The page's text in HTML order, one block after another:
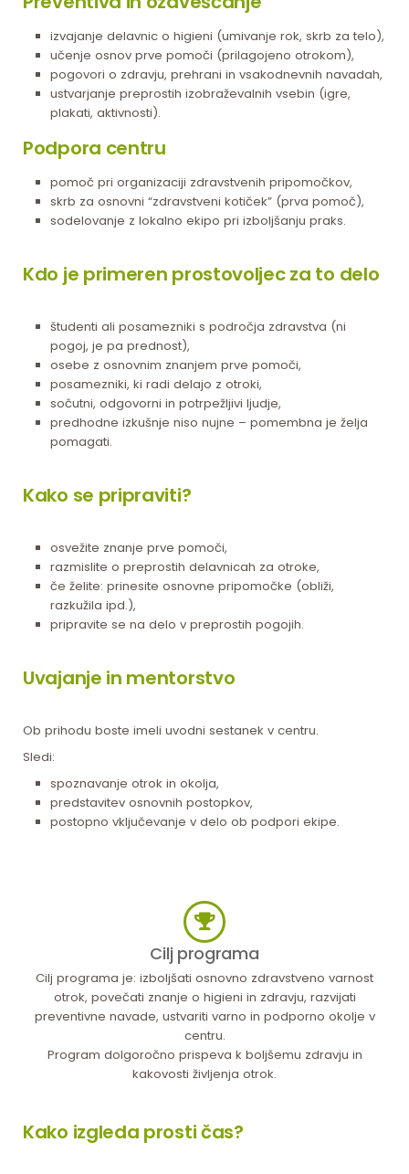
izvajanje delavnic o higieni (umivanje rok, skrb za telo),
učenje osnov prve pomoči (prilagojeno otrokom),
pogovori o zdravju, prehrani in vsakodnevnih navadah,
ustvarjanje preprostih izobraževalnih vsebin (igre,
plakati, aktivnosti).
Podpora centru
pomoč pri organizaciji zdravstvenih pripomočkov,
skrb za osnovni “zdravstveni kotiček” (prva pomoč),
sodelovanje z lokalno ekipo pri izboljšanju praks.
Kdo je primeren prostovoljec za to delo
študenti ali posamezniki s področja zdravstva (ni
pogoj, je pa prednost),
osebe z osnovnim znanjem prve pomoči,
posamezniki, ki radi delajo z otroki,
sočutni, odgovorni in potrpežljivi ljudje,
predhodne izkušnje niso nujne – pomembna je želja
pomagati.
Kako se pripraviti?
osvežite znanje prve pomoči,
razmislite o preprostih delavnicah za otroke,
če želite: prinesite osnovne pripomočke (obliži,
razkužila ipd.),
pripravite se na delo v preprostih pogojih.
Uvajanje in mentorstvo
Ob prihodu boste imeli uvodni sestanek v centru.
Sledi:
spoznavanje otrok in okolja,
predstavitev osnovnih postopkov,
postopno vključevanje v delo ob podpori ekipe.
Cilj programa
Cilj programa je: izboljšati osnovno zdravstveno varnost
otrok, povečati znanje o higieni in zdravju, razvijati
preventivne navade, ustvariti varno in podporno okolje v
centru.
Program dolgoročno prispeva k boljšemu zdravju in
kakovosti življenja otrok.
Kako izgleda prosti čas?